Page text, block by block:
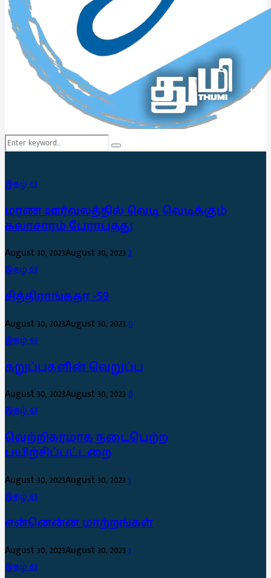
Search
Search
இதழ் 63
மரண ஊர்வலத்தில் வெடி வெடிக்கும்
கலாசாரம் பேராபத்து
August 30, 2023August 30, 20232
இதழ் 63
சித்திராங்கதா -59
August 30, 2023August 30, 20230
இதழ் 63
கறுப்புகளின் வெறுப்பு
August 30, 2023August 30, 20230
இதழ் 63
வெற்றிகரமாக நடைபெற்ற
பயிற்சிப்பட்டறை
August 30, 2023August 30, 20231
இதழ் 63
என்னென்ன மாற்றங்கள்
August 30, 2023August 30, 20231
இதழ் 63